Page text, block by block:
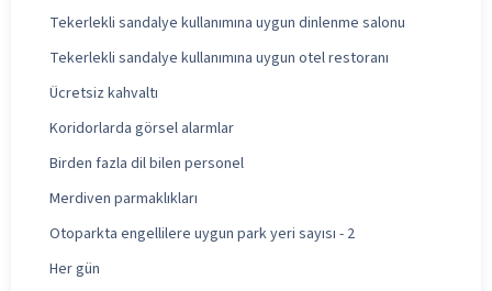
Tekerlekli sandalye kullanımına uygun dinlenme salonu
Tekerlekli sandalye kullanımına uygun otel restoranı
Ücretsiz kahvaltı
Koridorlarda görsel alarmlar
Birden fazla dil bilen personel
Merdiven parmaklıkları
Otoparkta engellilere uygun park yeri sayısı - 2
Her gün